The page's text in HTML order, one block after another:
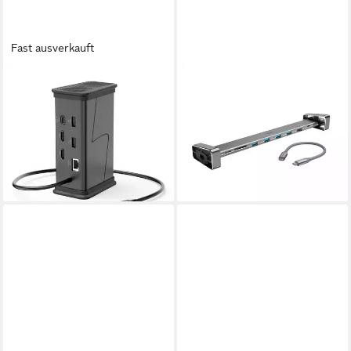
Fast ausverkauft
Laptop-Dockingstation USB-
Hub Connect2Office Black
USB-C® Power Delivery
00200150
ab 58,94 €
lieferbar - in 2-3 Werktagen bei dir
USB-C Docking Station für 4x
USB-A, USB-C, HDMI™, LAN
ab 49,99 €
lieferbar - in 2-3 Werktagen bei dir